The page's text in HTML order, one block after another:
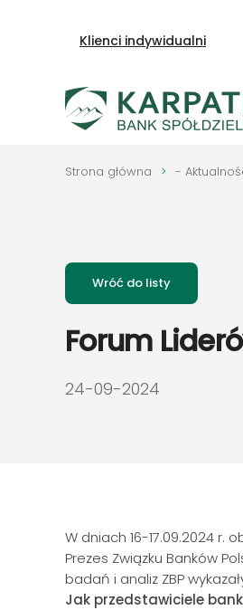
Przejdź do głównej treści
Klienci indywidualni
Strona główna -
Wróć do listy
Forum
24-09-2024
W dniach 16-17.09.2024 r.
Prezes Związku Banków
badań i analiz ZBP
Jak przedstawiciele